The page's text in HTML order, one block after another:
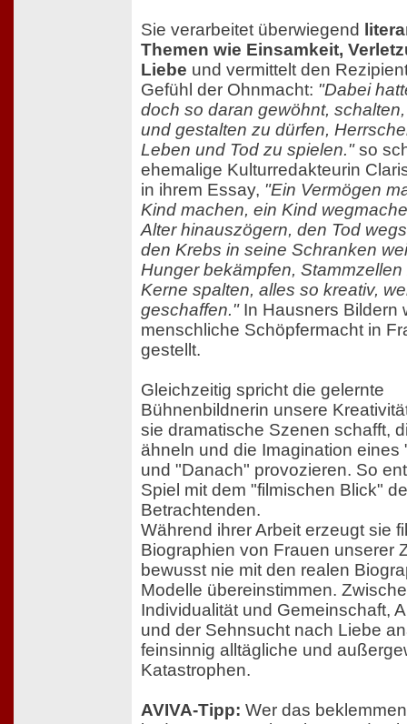
Sie verarbeitet überwiegend
Themen wie Einsamkeit,
Liebe und vermittelt den
Gefühl der Ohnmacht: "Dabei
doch so daran gewöhnt,
und gestalten zu dürfen,
Leben und Tod zu spielen."so
ehemalige Kulturredakteurin
in ihrem Essay, "Ein Vermögen
Kind machen, ein Kind
Alter hinauszögern, den Tod
den Krebs in seine Schranken
Hunger bekämpfen,
Kerne spalten, alles so kreativ,
geschaffen."In Hausners Bildern
menschliche Schöpfermacht in
gestellt.
Gleichzeitig spricht die gelernte
Bühnenbildnerin unsere
sie dramatische Szenen schafft,
ähneln und die Imagination eines
und "Danach" provozieren. So
Spiel mit dem "filmischen Blick"
Betrachtenden.
Während ihrer Arbeit erzeugt sie
Biographien von Frauen unserer
bewusst nie mit den realen
Modelle übereinstimmen.
Individualität und Gemeinschaft,
und der Sehnsucht nach Liebe
feinsinnig alltägliche und
Katastrophen.
AVIVA-Tipp: Wer das